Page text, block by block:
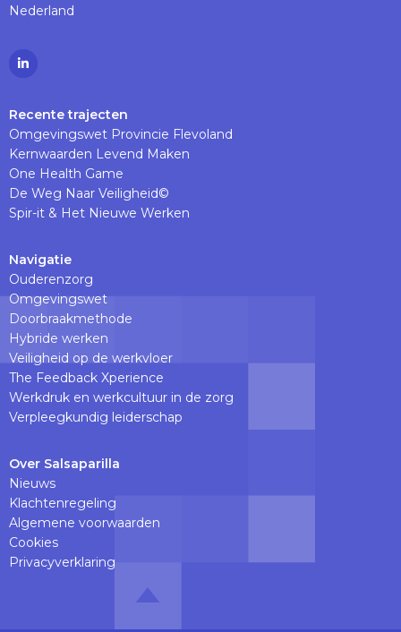
Nederland
Ga
Linkedinpagina
Recente trajecten
Omgevingswet Provincie Flevoland
Kernwaarden Levend Maken
One Health Game
De Weg Naar Veiligheid©
Spir-it & Het Nieuwe Werken
Navigatie
Ouderenzorg
Omgevingswet
Doorbraakmethode
Hybride werken
Veiligheid op de werkvloer
The Feedback Xperience
Werkdruk en werkcultuur in de zorg
Verpleegkundig leiderschap
Over Salsaparilla
Nieuws
Klachtenregeling
Algemene voorwaarden
Cookies
Privacyverklaring